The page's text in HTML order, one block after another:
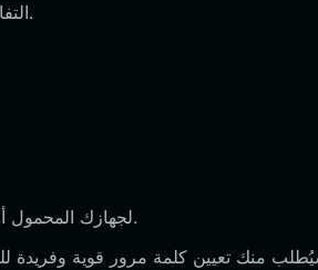
التفاعلات عبر السلاسل، مما يسمح لك بنقل الأصول بسلاسة بين الأنظمة البيئية المختلفة.
قم بزيارة الموقع الرسمي لتنزيل تطبيق محفظة Bitget لجهازك المحمول أو متصفحك.